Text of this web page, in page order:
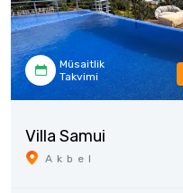
Müsaitlik
Takvimi
Villa Samui
Akbel